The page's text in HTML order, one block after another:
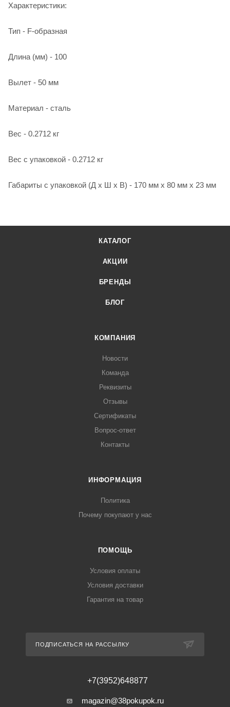
Характеристики:
Тип - F-образная
Длина (мм) - 100
Вылет - 50 мм
Материал - сталь
Вес - 0.2712 кг
Вес с упаковкой - 0.2712 кг
Габариты с упаковкой (Д х Ш х В) - 170 мм x 80 мм x 23 мм
КАТАЛОГ
АКЦИИ
БРЕНДЫ
БЛОГ
КОМПАНИЯ
Новости
Команда
Реквизиты
Отзывы
Сертификаты
Вопрос-ответ
Контакты
ИНФОРМАЦИЯ
Политика
Почему покупают у нас
ПОМОЩЬ
Условия оплаты
Условия доставки
Гарантия на товар
ПОДПИСАТЬСЯ НА РАССЫЛКУ
+7(3952)648877
magazin@38pokupok.ru